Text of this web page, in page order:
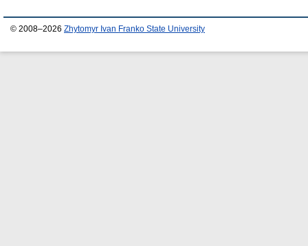
© 2008–2026 Zhytomyr Ivan Franko State University